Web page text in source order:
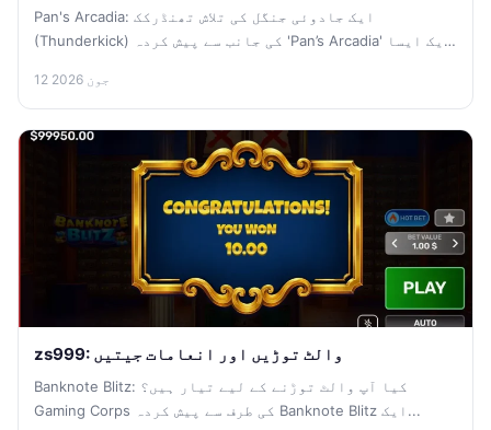
Pan's Arcadia: ایک جادوئی جنگل کی تلاش تھنڈرکک
(Thunderkick) کی جانب سے پیش کردہ 'Pan’s Arcadia' ایک ایسا
12 جون 2026
zs999: والٹ توڑیں اور انعامات جیتیں
Banknote Blitz: کیا آپ والٹ توڑنے کے لیے تیار ہیں؟
Gaming Corps کی طرف سے پیش کردہ Banknote Blitz ایک...